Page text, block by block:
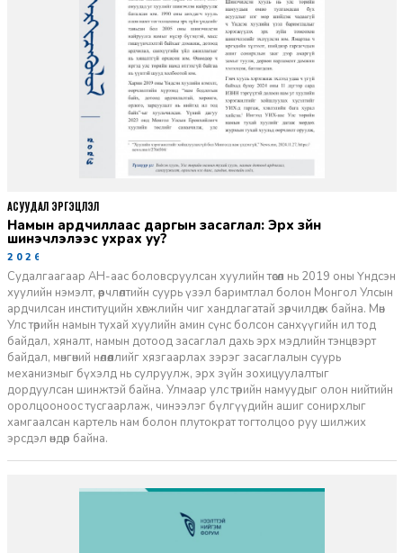
Намын ардчиллаас даргын засаглал: Эрх зүйн
шинэчлэлээс ухрах уу?
2026-07-08
Судалгаагаар АН-аас боловсруулсан хуулийн төсөл нь 2019 оны Үндсэн
хуулийн нэмэлт, өөрчлөлтийн суурь үзэл баримтлал болон Монгол Улсын
ардчилсан институцийн хөгжлийн чиг хандлагатай зөрчилдөж байна. Мөн
Улс төрийн намын тухай хуулийн амин сүнс болсон санхүүгийн ил тод
байдал, хяналт, намын дотоод засаглал дахь эрх мэдлийн тэнцвэрт
байдал, мөнгөний нөлөөллийг хязгаарлах зэрэг засаглалын суурь
механизмыг бүхэлд нь сулруулж, эрх зүйн зохицуулалтыг
дордуулсан шинжтэй байна. Улмаар улс төрийн намуудыг олон нийтийн
оролцооноос тусгаарлаж, чинээлэг бүлгүүдийн ашиг сонирхлыг
хамгаалсан картель нам болон плутократ тогтолцоо руу шилжих
эрсдэл өндөр байна.
АСУУДАЛ ЭРГЭЦҮҮЛЭЛ